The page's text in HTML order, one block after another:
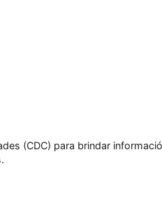
(CDC) para brindar